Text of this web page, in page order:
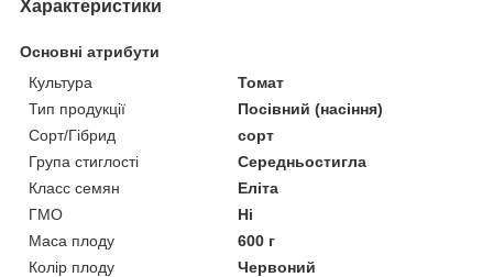
Характеристики
Основні атрибути
Культура
Томат
Тип продукції
Посівний (насіння)
Сорт/Гібрид
сорт
Група стиглості
Середньостигла
Класс семян
Еліта
ГМО
Ні
Маса плоду
600 г
Колір плоду
Червоний